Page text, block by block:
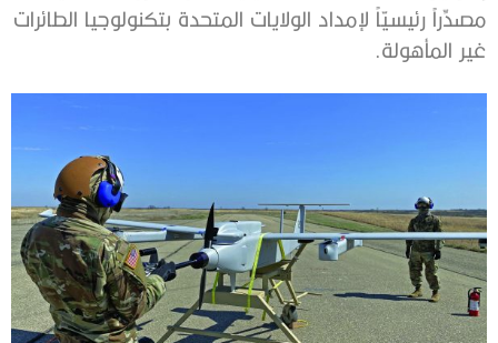
مصدِّراً رئيسيّاً لإمداد الولايات المتحدة بتكنولوجيا الطائرات
غير المأهولة.